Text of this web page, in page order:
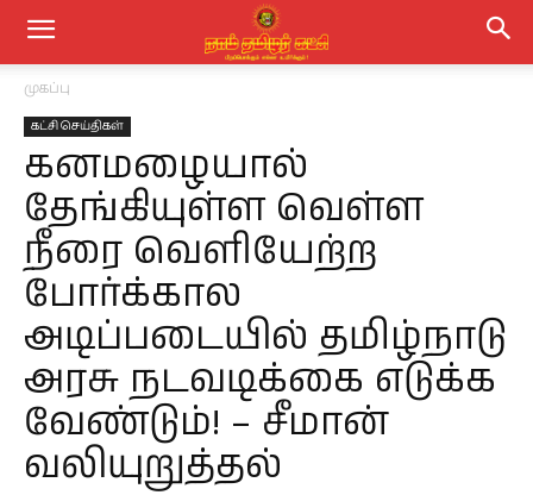
முகப்பு
கட்சி செய்திகள்
கனமழையால்
தேங்கியுள்ள வெள்ள
நீரை வெளியேற்ற
போர்க்கால
அடிப்படையில் தமிழ்நாடு
அரசு நடவடிக்கை எடுக்க
வேண்டும்! – சீமான்
வலியுறுத்தல்